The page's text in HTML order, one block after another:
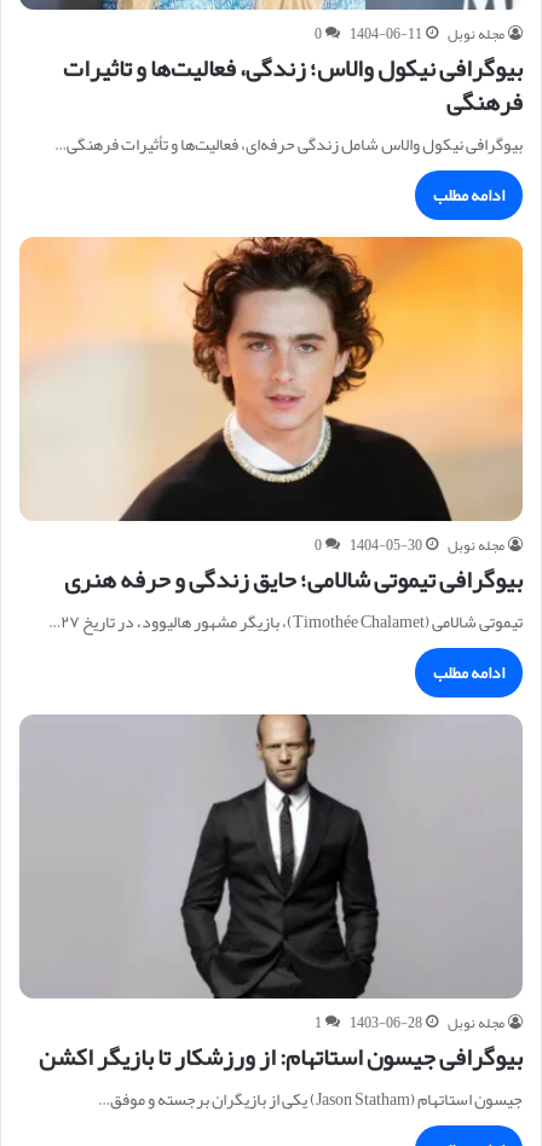
مجله نوبل 1404-06-11
0
بیوگرافی نیکول والاس؛ زندگی، فعالیت‌ها و تاثیرات
فرهنگی
بیوگرافی نیکول والاس شامل زندگی حرفه‌ای، فعالیت‌ها و تأثیرات فرهنگی…
ادامه مطلب
مجله نوبل 1404-05-30
0
بیوگرافی تیموتی شالامی؛ حایق زندگی و حرفه هنری
تیموتی شالامی (Timothée Chalamet)، بازیگر مشهور هالیوود، در تاریخ ۲۷…
ادامه مطلب
مجله نوبل 1403-06-28
1
بیوگرافی جیسون استاتهام: از ورزشکار تا بازیگر اکشن
جیسون استاتهام (Jason Statham) یکی از بازیگران برجسته و موفق…